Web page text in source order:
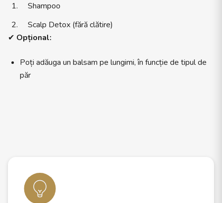
Shampoo
Scalp Detox (fără clătire)
✔ Opțional:
Poți adăuga un balsam pe lungimi, în funcție de tipul de
păr